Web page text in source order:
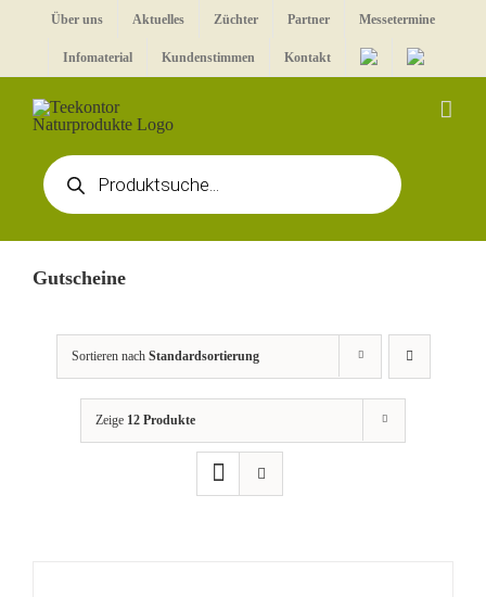
Über uns Aktuelles Züchter Partner Messetermine
Infomaterial Kundenstimmen Kontakt
Products
search
Gutscheine
Sortieren nach Standardsortierung
Zeige 12 Produkte